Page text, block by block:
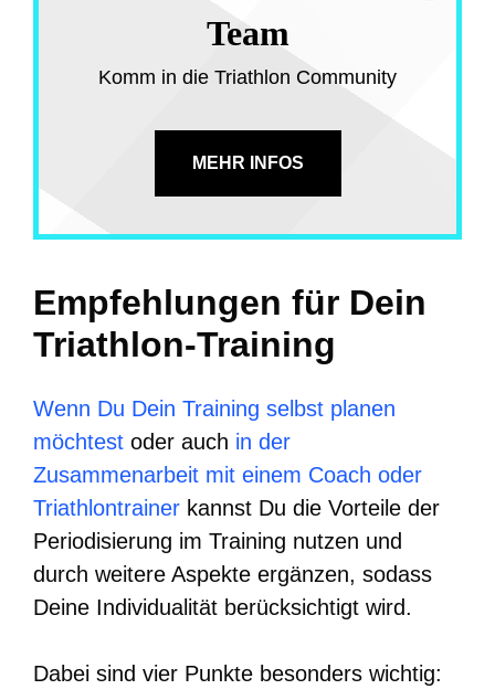
Team
Komm in die Triathlon Community
MEHR INFOS
Empfehlungen für Dein
Triathlon-Training
Wenn Du Dein Training selbst planen
möchtest oder auch in der
Zusammenarbeit mit einem Coach oder
Triathlontrainer kannst Du die Vorteile der
Periodisierung im Training nutzen und
durch weitere Aspekte ergänzen, sodass
Deine Individualität berücksichtigt wird.
Dabei sind vier Punkte besonders wichtig: